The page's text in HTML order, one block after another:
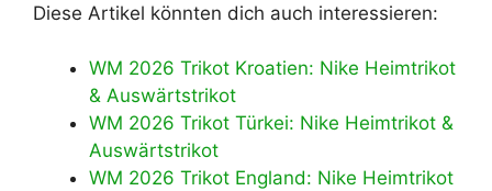
Diese Artikel könnten dich auch interessieren:
WM 2026 Trikot Kroatien: Nike Heimtrikot
& Auswärtstrikot
WM 2026 Trikot Türkei: Nike Heimtrikot &
Auswärtstrikot
WM 2026 Trikot England: Nike Heimtrikot